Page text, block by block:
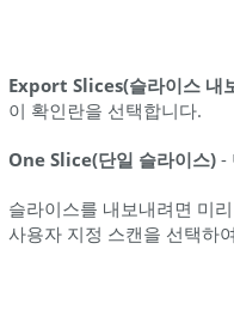
Export Slices(슬라이스 내
이 확인란을 선택합니다.
One Slice(단일 슬라이스)-
슬라이스를 내보내려면 미
사용자 지정 스캔을 선택하